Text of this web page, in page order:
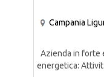
Campania
Azienda in forte
energetica: